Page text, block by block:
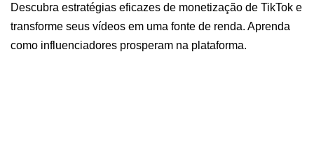
Descubra estratégias eficazes de monetização de TikTok e
transforme seus vídeos em uma fonte de renda. Aprenda
como influenciadores prosperam na plataforma.